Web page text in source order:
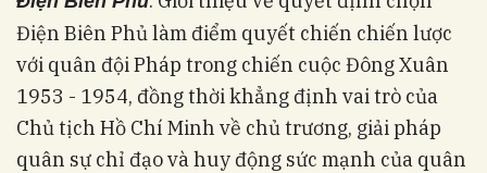
Điện Biên Phủ làm điểm quyết chiến chiến lược
với quân đội Pháp trong chiến cuộc Đông Xuân
1953 - 1954, đồng thời khẳng định vai trò của
Chủ tịch Hồ Chí Minh về chủ trương, giải pháp
quân sự chỉ đạo và huy động sức mạnh của quân